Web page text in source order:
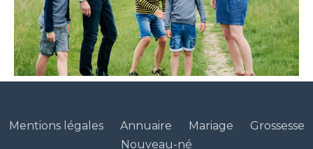
Mentions légales Annuaire Mariage
Grossesse
Nouveau-né